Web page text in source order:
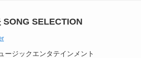
SONG SELECTION
ージックエンタテインメント